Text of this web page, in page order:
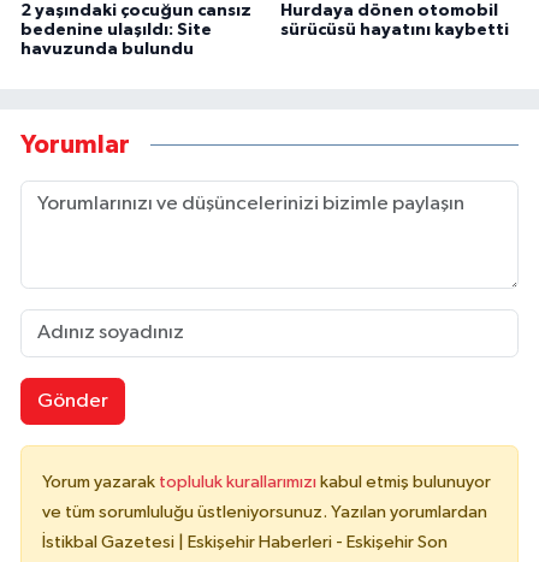
2 yaşındaki çocuğun cansız
bedenine ulaşıldı: Site
havuzunda bulundu
Hurdaya dönen otomobil
sürücüsü hayatını kaybetti
Yorumlar
Gönder
Yorum yazarak topluluk kurallarımızı kabul etmiş bulunuyor
ve tüm sorumluluğu üstleniyorsunuz. Yazılan yorumlardan
İstikbal Gazetesi | Eskişehir Haberleri - Eskişehir Son